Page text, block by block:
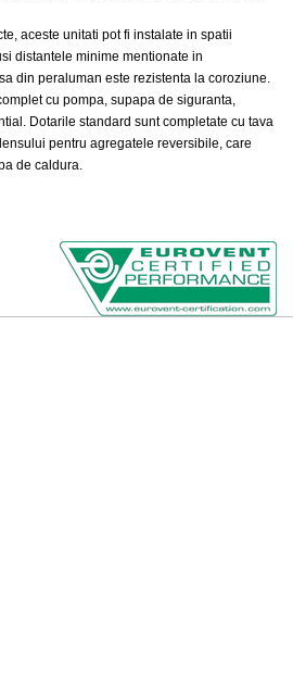
aceste unitati pot fi instalate in spatii
distantele minime mentionate in
din peraluman este rezistenta la coroziune.
cu pompa, supapa de siguranta,
Dotarile standard sunt completate cu tava
pentru agregatele reversibile, care
de caldura.